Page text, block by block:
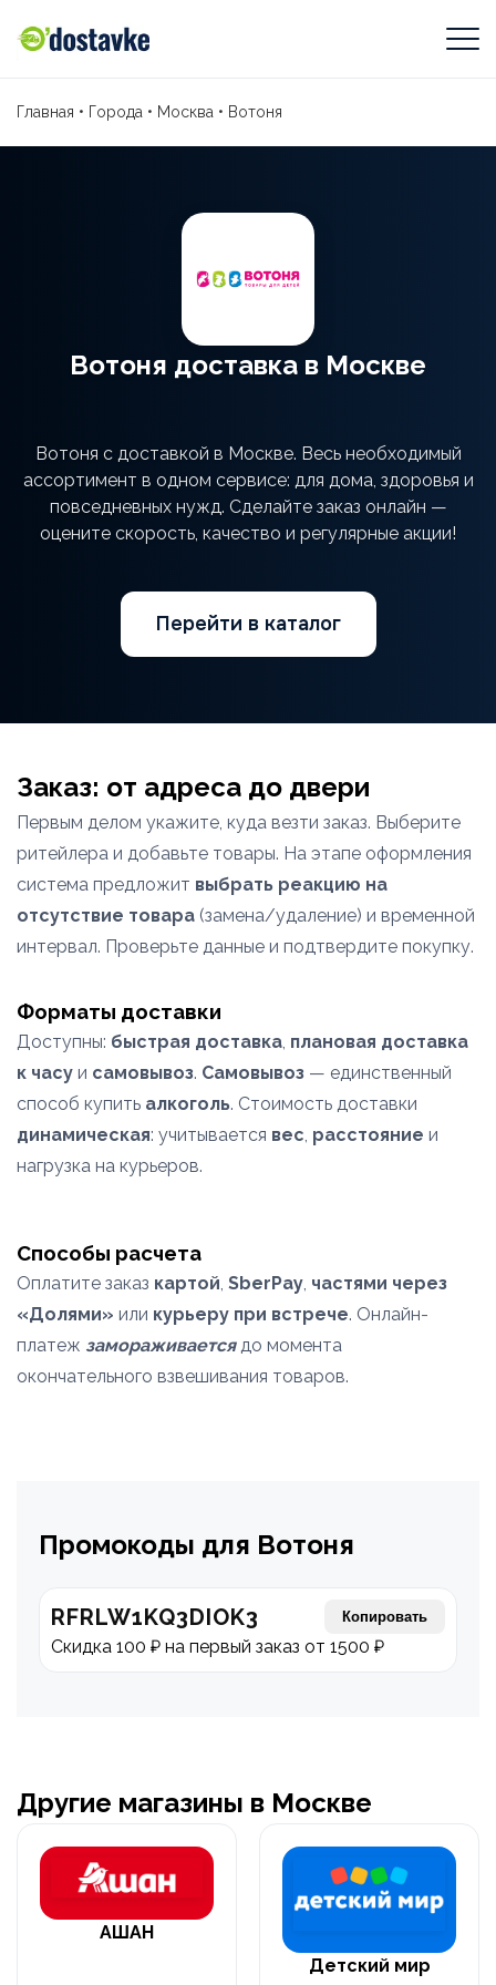
Главная • Города • Москва • Вотоня
Вотоня доставка в Москве
Вотоня с доставкой в Москве. Весь необходимый
ассортимент в одном сервисе: для дома, здоровья и
повседневных нужд. Сделайте заказ онлайн —
оцените скорость, качество и регулярные акции!
Перейти в каталог
Заказ: от адреса до двери
Первым делом укажите, куда везти заказ. Выберите
ритейлера и добавьте товары. На этапе оформления
система предложит выбрать реакцию на
отсутствие товара (замена/удаление) и временной
интервал. Проверьте данные и подтвердите покупку.
Форматы доставки
Доступны: быстрая доставка, плановая доставка
к часу и самовывоз. Самовывоз — единственный
способ купить алкоголь. Стоимость доставки
динамическая: учитывается вес, расстояние и
нагрузка на курьеров.
Способы расчета
Оплатите заказ картой, SberPay, частями через
«Долями» или курьеру при встрече. Онлайн-
платеж замораживаетсядо момента
окончательного взвешивания товаров.
Промокоды для Вотоня
RFRLW1KQ3DIOK3 Копировать
Скидка 100 ₽ на первый заказ от 1500 ₽
Другие магазины в Москве
АШАН
Детский мир